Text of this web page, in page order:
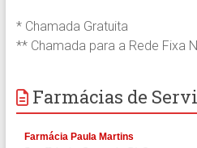
* Chamada Gratuita
** Chamada para a Rede Fixa
Farmácias de